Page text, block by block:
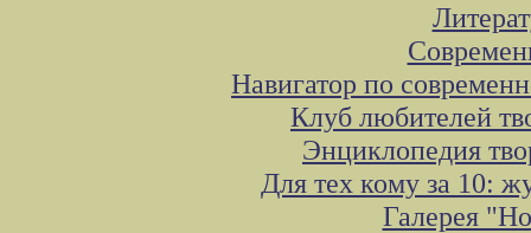
Навигатор по
Клуб любителей
Энциклопедия
Для тех кому за 10:
Галерея